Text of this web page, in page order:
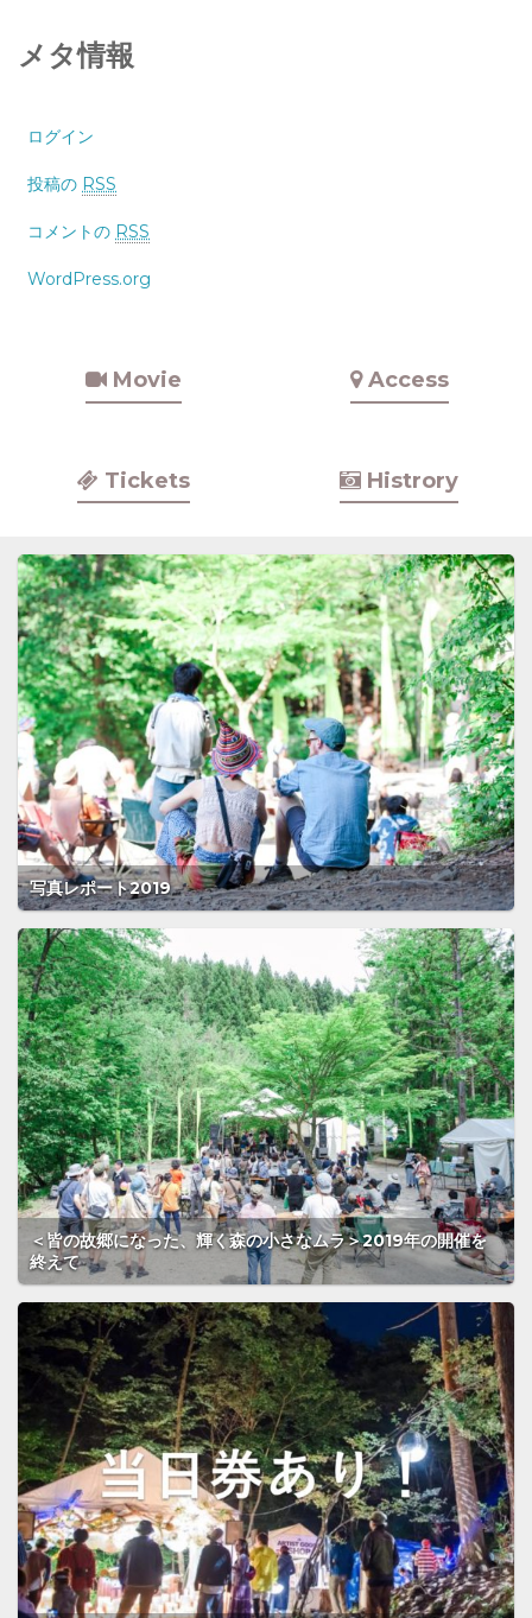
メタ情報
ログイン
投稿の RSS
コメントの RSS
WordPress.org
Movie Access
Tickets Histrory
写真レポート2019
＜皆の故郷になった、輝く森の小さなムラ＞2019年の開催を
終えて